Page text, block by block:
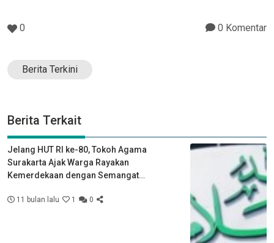
0 0 Komentar
Berita Terkini
Berita Terkait
Jelang HUT RI ke-80, Tokoh Agama
Surakarta Ajak Warga Rayakan
Kemerdekaan dengan Semangat
11 bulan lalu 1 0